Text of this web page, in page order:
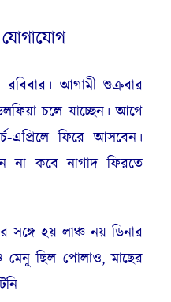
রবিবার। আগামী শুক্রবার
চলে যাচ্ছেন। আগে
এপ্রিলে ফিরে আসবেন।
না কবে নাগাদ ফিরতে
হয় লাঞ্চ নয় ডিনার
ছিল পোলাও, মাছের